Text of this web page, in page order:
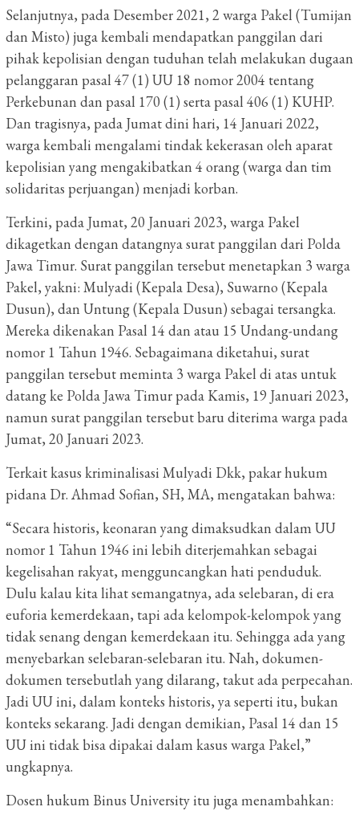
Selanjutnya, pada Desember 2021, 2 warga Pakel (Tumijan
dan Misto) juga kembali mendapatkan panggilan dari
pihak kepolisian dengan tuduhan telah melakukan dugaan
pelanggaran pasal 47 (1) UU 18 nomor 2004 tentang
Perkebunan dan pasal 170 (1) serta pasal 406 (1) KUHP.
Dan tragisnya, pada Jumat dini hari, 14 Januari 2022,
warga kembali mengalami tindak kekerasan oleh aparat
kepolisian yang mengakibatkan 4 orang (warga dan tim
solidaritas perjuangan) menjadi korban.
Terkini, pada Jumat, 20 Januari 2023, warga Pakel
dikagetkan dengan datangnya surat panggilan dari Polda
Jawa Timur. Surat panggilan tersebut menetapkan 3 warga
Pakel, yakni: Mulyadi (Kepala Desa), Suwarno (Kepala
Dusun), dan Untung (Kepala Dusun) sebagai tersangka.
Mereka dikenakan Pasal 14 dan atau 15 Undang-undang
nomor 1 Tahun 1946. Sebagaimana diketahui, surat
panggilan tersebut meminta 3 warga Pakel di atas untuk
datang ke Polda Jawa Timur pada Kamis, 19 Januari 2023,
namun surat panggilan tersebut baru diterima warga pada
Jumat, 20 Januari 2023.
Terkait kasus kriminalisasi Mulyadi Dkk, pakar hukum
pidana Dr. Ahmad Sofian, SH, MA, mengatakan bahwa:
“Secara historis, keonaran yang dimaksudkan dalam UU
nomor 1 Tahun 1946 ini lebih diterjemahkan sebagai
kegelisahan rakyat, mengguncangkan hati penduduk.
Dulu kalau kita lihat semangatnya, ada selebaran, di era
euforia kemerdekaan, tapi ada kelompok-kelompok yang
tidak senang dengan kemerdekaan itu. Sehingga ada yang
menyebarkan selebaran-selebaran itu. Nah, dokumen-
dokumen tersebutlah yang dilarang, takut ada perpecahan.
Jadi UU ini, dalam konteks historis, ya seperti itu, bukan
konteks sekarang. Jadi dengan demikian, Pasal 14 dan 15
UU ini tidak bisa dipakai dalam kasus warga Pakel,”
ungkapnya.
Dosen hukum Binus University itu juga menambahkan: